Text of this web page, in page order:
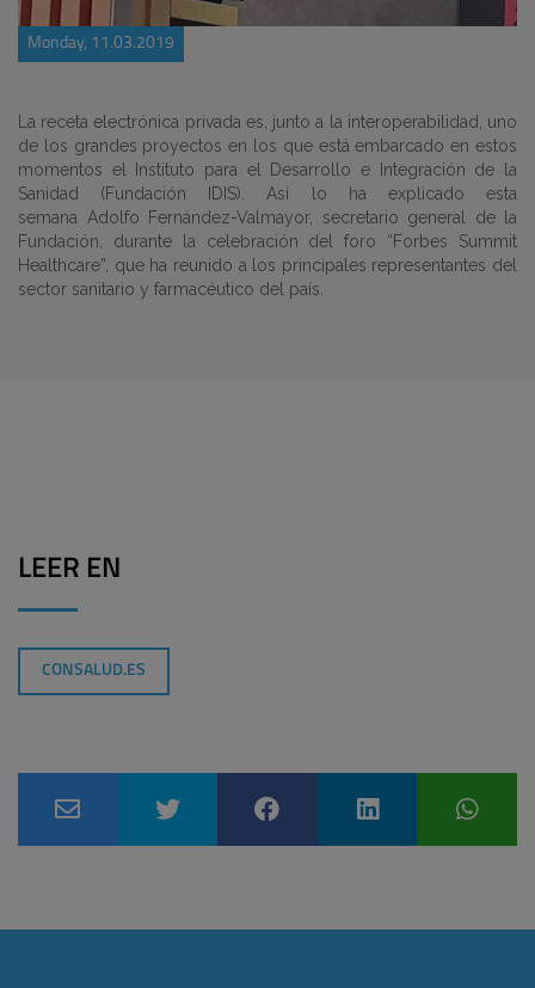
Monday, 11.03.2019
La receta electrónica privada es, junto a la interoperabilidad, uno
de los grandes proyectos en los que está embarcado en estos
momentos el Instituto para el Desarrollo e Integración de la
Sanidad (Fundación IDIS). Así lo ha explicado esta
semana Adolfo Fernández-Valmayor, secretario general de la
Fundación, durante la celebración del foro “Forbes Summit
Healthcare”, que ha reunido a los principales representantes del
sector sanitario y farmacéutico del país.
LEER EN
CONSALUD.ES